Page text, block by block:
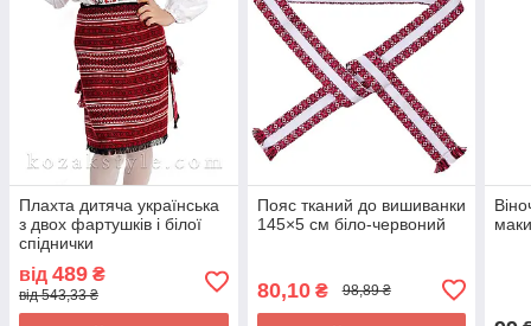
Плахта дитяча українська
з двох фартушків і білої
спіднички
від 489 ₴
від 543,33 ₴
Пояс тканий до вишиванки
145×5 см біло-червоний
80,10₴ 98,89 ₴